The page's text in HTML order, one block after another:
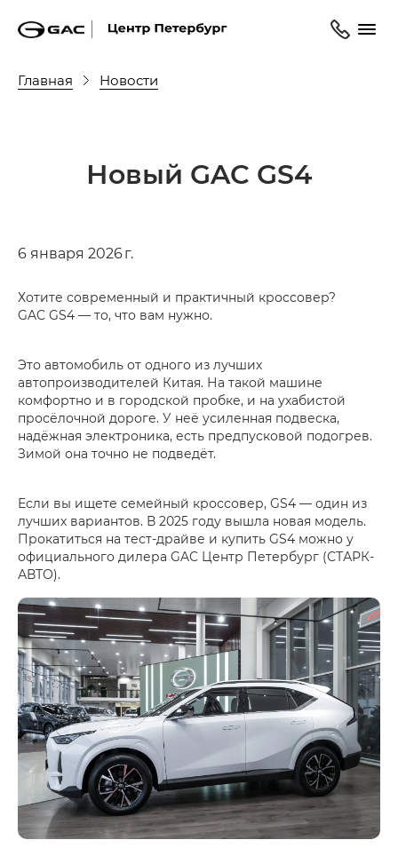
Главная Новости
Новый GAC GS4
6 января 2026 г.
Хотите современный и практичный кроссовер?
GAC GS4 — то, что вам нужно.
Это автомобиль от одного из лучших
автопроизводителей Китая. На такой машине
комфортно и в городской пробке, и на ухабистой
просёлочной дороге. У неё усиленная подвеска,
надёжная электроника, есть предпусковой подогрев.
Зимой она точно не подведёт.
Если вы ищете семейный кроссовер, GS4 — один из
лучших вариантов. В 2025 году вышла новая модель.
Прокатиться на тест-драйве и купить GS4 можно у
официального дилера GAC Центр Петербург (СТАРК-
АВТО).